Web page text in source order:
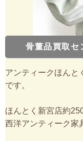
骨董品買取セ
アンティークほんと
です。
ほんとく新宮店約
西洋アンティーク家